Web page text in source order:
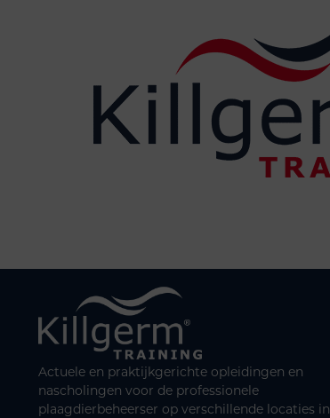
Actuele en praktijkgerichte opleidingen en
nascholingen voor de professionele
plaagdierbeheerser op verschillende locaties in